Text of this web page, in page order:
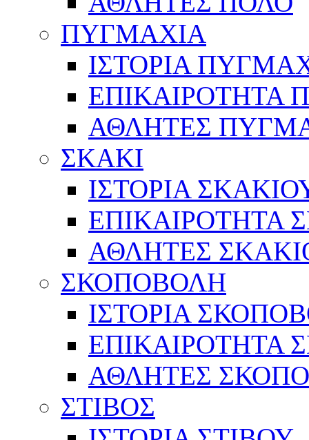
ΠΥΓΜΑΧΙΑ
ΙΣΤΟΡΙΑ
ΕΠΙΚΑΙΡΟΤΗΤΑ
ΑΘΛΗΤΕΣ
ΣΚΑΚΙ
ΙΣΤΟΡΙΑ
ΕΠΙΚΑΙΡΟΤΗΤΑ
ΑΘΛΗΤΕΣ
ΣΚΟΠΟΒΟΛΗ
ΙΣΤΟΡΙΑ
ΕΠΙΚΑΙΡΟΤΗΤΑ
ΑΘΛΗΤΕΣ
ΣΤΙΒΟΣ